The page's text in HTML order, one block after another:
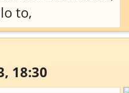
to,
18:30